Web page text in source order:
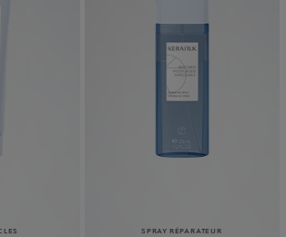
SPRAY RÉPARATEUR